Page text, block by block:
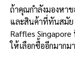
ถ้าคุณกำลังมองหาข
และสินค้าที่ทันสมัย
Raffles
ให้เลือกซื้ออีกมากม